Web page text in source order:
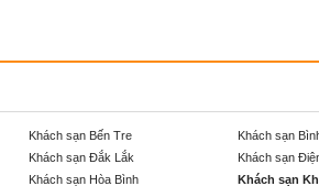
Khách sạn Bến Tre Khách sạn
Khách sạn Đắk Lắk Khách sạn
Khách sạn Hòa Bình Khách sạn